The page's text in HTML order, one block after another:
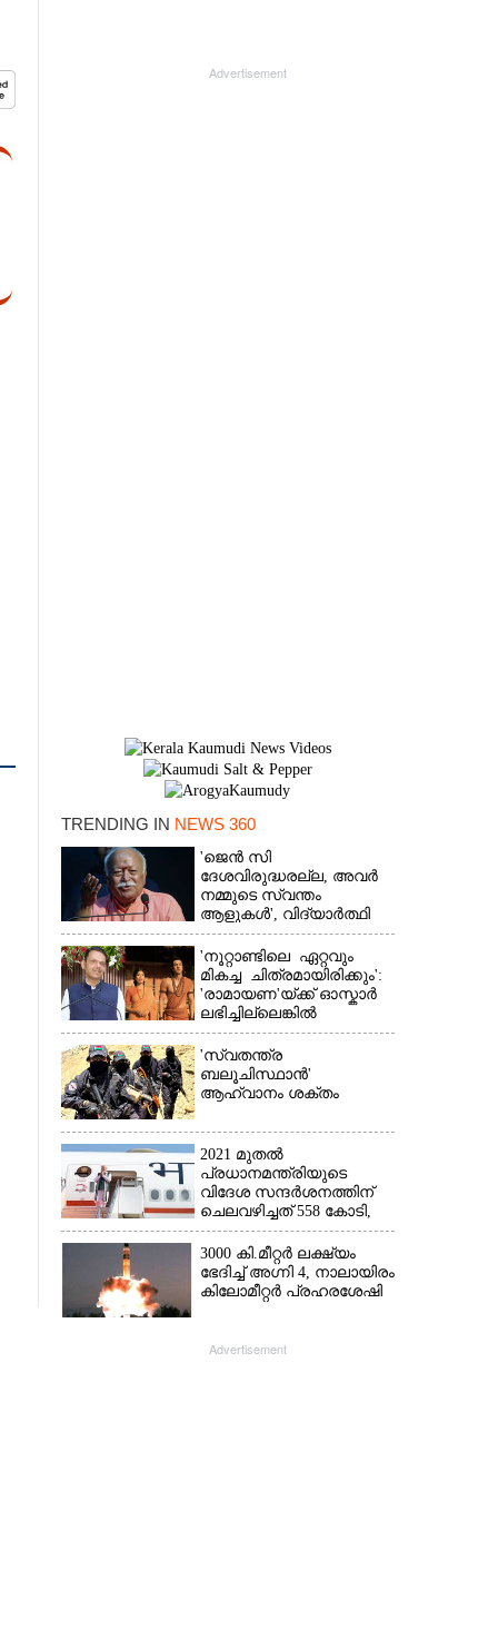
Advertisement
TRENDING IN NEWS 360
'ജെൻ സി
ദേശവിരുദ്ധരല്ല, അവർ
നമ്മുടെ സ്വന്തം
ആളുകൾ', വിദ്യാർത്ഥി
പ്രക്ഷോഭത്തെ പിന്തുണച്ച്
ആർഎസ്‌എസ് മേധാവി
'നൂറ്റാണ്ടിലെ ഏറ്റവും
മികച്ച ചിത്രമായിരിക്കും':
'രാമായണ'യ്ക്ക് ഓസ്കാ‌ർ
ലഭിച്ചില്ലെങ്കിൽ
നിരാശനാകുമെന്ന്
ദേവേന്ദ്ര ഫഡ്നാവിസ്
'സ്വതന്ത്ര
ബലൂചിസ്ഥാൻ'
ആഹ്വാനം ശക്തം
2021 മുതൽ
പ്രധാനമന്ത്രിയുടെ
വിദേശ സന്ദർശനത്തിന്
ചെലവഴിച്ചത് 558 കോടി,
രാജ്യത്തെത്തിയത് 381.8
ബില്യൺ ഡോളറിന്റെ
നിക്ഷേപം
3000 കി.മീറ്റർ ലക്ഷ്യം
ഭേദിച്ച് അഗ്നി 4, നാലായിരം
കിലോമീറ്റർ പ്രഹരശേഷി
Advertisement
×